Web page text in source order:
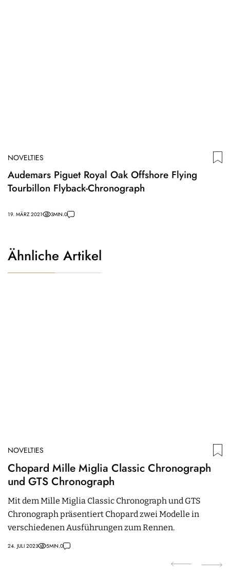
NOVELTIES
Audemars Piguet Royal Oak Offshore Flying
Tourbillon Flyback-Chronograph
19. MÄRZ 2021 3MIN.0
Ähnliche Artikel
NOVELTIES
Chopard Mille Miglia Classic Chronograph
und GTS Chronograph
Mit dem Mille Miglia Classic Chronograph und GTS
Chronograph präsentiert Chopard zwei Modelle in
verschiedenen Ausführungen zum Rennen.
24. JULI 2023 5MIN.0